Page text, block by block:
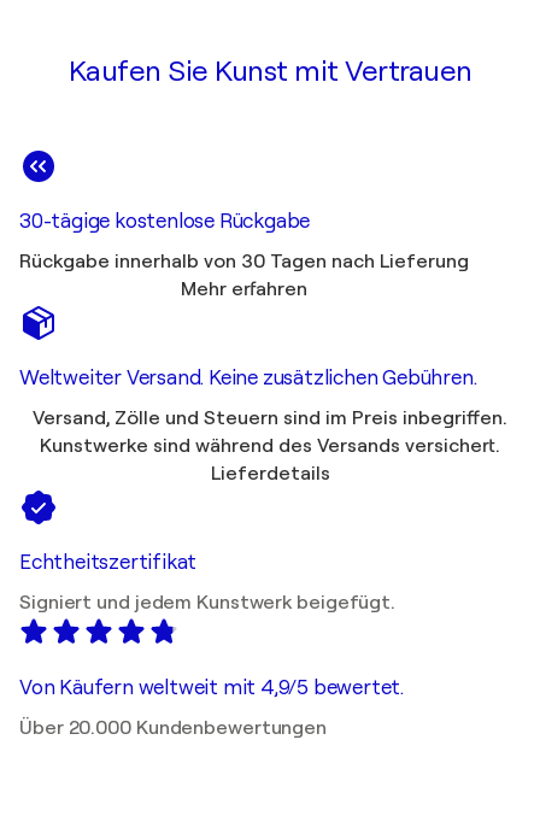
Kaufen Sie Kunst mit Vertrauen
30-tägige kostenlose Rückgabe
Rückgabe innerhalb von 30 Tagen nach Lieferung
Mehr erfahren
Weltweiter Versand. Keine zusätzlichen Gebühren.
Versand, Zölle und Steuern sind im Preis inbegriffen.
Kunstwerke sind während des Versands versichert.
Lieferdetails
Echtheitszertifikat
Signiert und jedem Kunstwerk beigefügt.
Von Käufern weltweit mit 4,9/5 bewertet.
Über 20.000 Kundenbewertungen